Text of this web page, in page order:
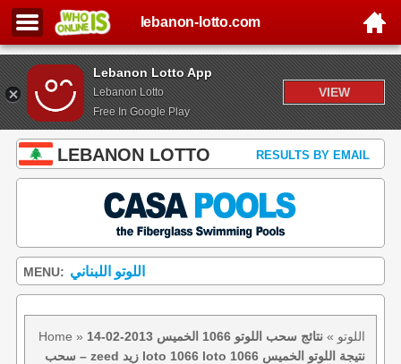
Lebanon Lotto App
Lebanon Lotto
Free In Google Play
VIEW
lebanon-lotto.com
LEBANON LOTTO RESULTS BY EMAIL
MENU: اللوتو اللبناني
Home » اللوتو »
نتائج سحب اللوتو 1066 الخميس 2013-02-14
– سحب zeed زيد loto 1066 loto 1066 نتيجة اللوتو الخميس